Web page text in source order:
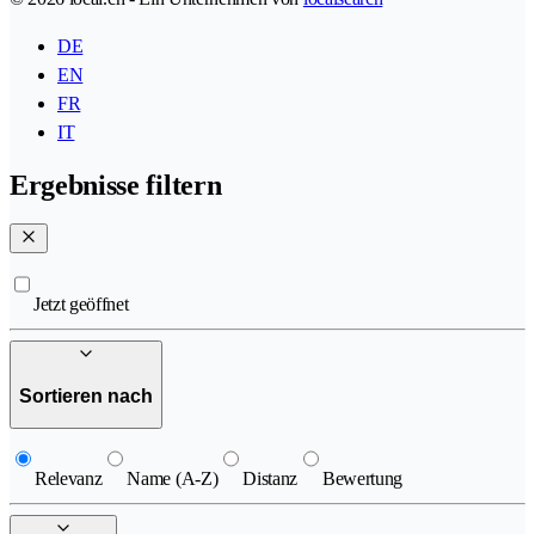
DE
EN
FR
IT
Ergebnisse filtern
Jetzt geöffnet
Sortieren nach
Relevanz Name (A-Z) Distanz Bewertung